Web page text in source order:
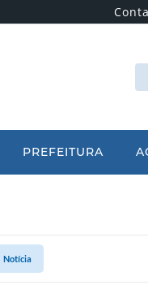
PREFEITURA
Notícia